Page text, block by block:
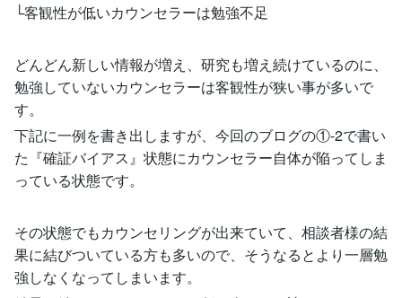
└客観性が低いカウンセラーは勉強不足
どんどん新しい情報が増え、研究も増え続けているのに、
勉強していないカウンセラーは客観性が狭い事が多いで
す。
下記に一例を書き出しますが、今回のブログの①-2で書い
た『確証バイアス』状態にカウンセラー自体が陥ってしま
っている状態です。
その状態でもカウンセリングが出来ていて、相談者様の結
果に結びついている方も多いので、そうなるとより一層勉
強しなくなってしまいます。